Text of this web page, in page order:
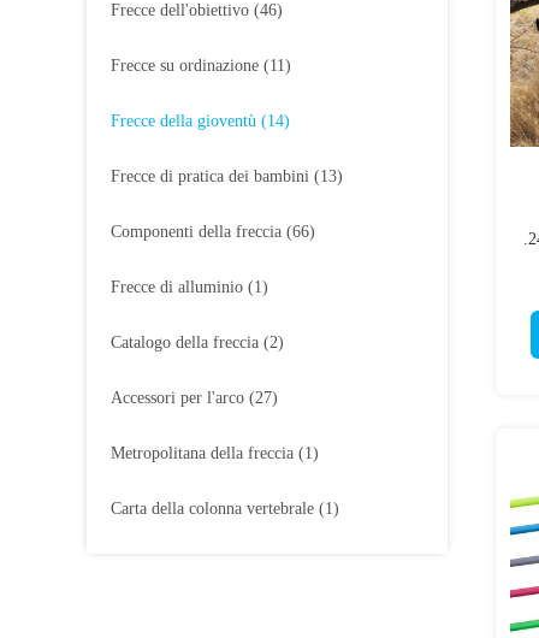
Frecce dell'obiettivo (46)
Frecce su ordinazione (11)
Frecce della gioventù (14)
Frecce di pratica dei bambini (13)
Componenti della freccia (66)
Frecce di alluminio (1)
Catalogo della freccia (2)
Accessori per l'arco (27)
Metropolitana della freccia (1)
Carta della colonna vertebrale (1)